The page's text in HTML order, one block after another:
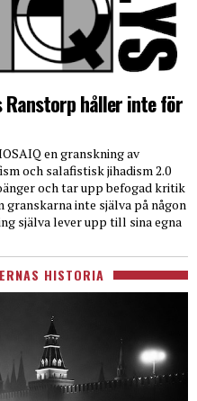
Ranstorp håller inte för
en granskning av
och salafistisk jihadism 2.0
och tar upp befogad kritik
inte själva på någon
själva lever upp till sina egna
HISTORIA